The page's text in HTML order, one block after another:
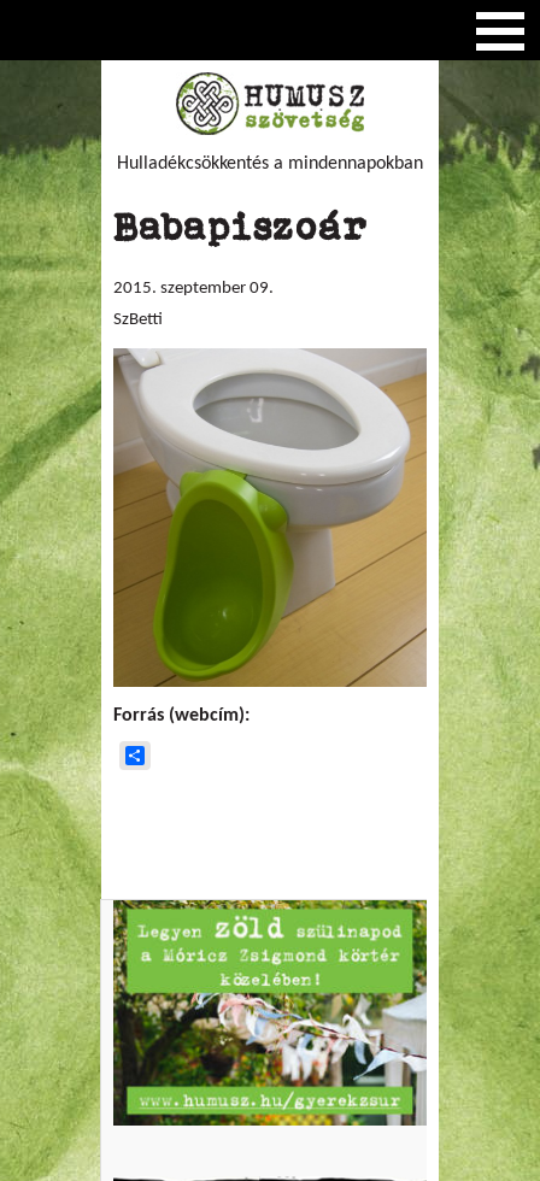
Hulladékcsökkentés a mindennapokban
Babapiszoár
2015. szeptember 09.
SzBetti
Forrás (webcím):